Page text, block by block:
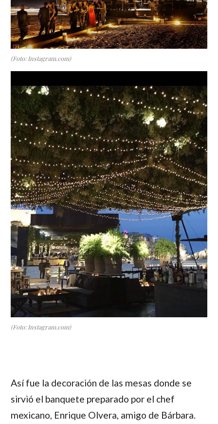
(Foto: Instagram.com)
(Foto: Instagram.com)
Así fue la decoración de las mesas donde se
sirvió el banquete preparado por el chef
mexicano, Enrique Olvera, amigo de Bárbara.